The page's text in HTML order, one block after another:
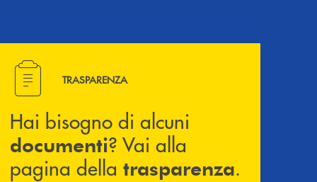
Hai bisogno di alcuni documenti ? Vai alla pagina della
TRASPARENZA
Hai bisogno di alcuni
documenti? Vai alla
pagina della trasparenza.